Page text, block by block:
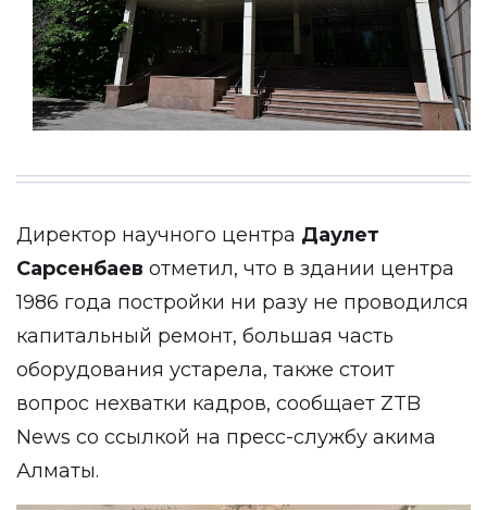
Директор научного центра Даулет
Сарсенбаев отметил, что в здании центра
1986 года постройки ни разу не проводился
капитальный ремонт, большая часть
оборудования устарела, также стоит
вопрос нехватки кадров, сообщает ZTB
News со ссылкой на пресс-службу акима
Алматы.